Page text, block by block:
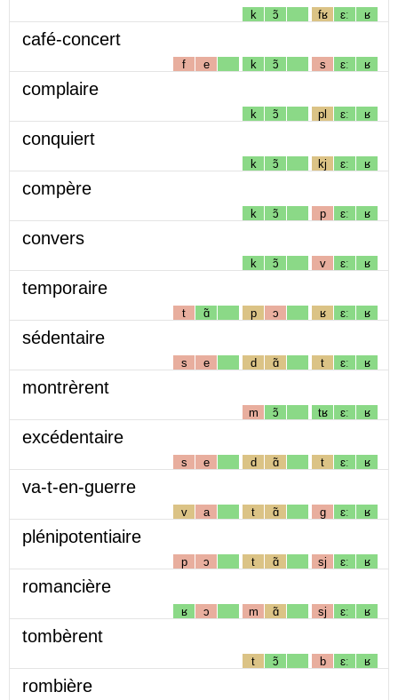
k ɔ̃ fʁ ɛː ʁ
café-concert
f e k ɔ̃ s ɛː ʁ
complaire
k ɔ̃ pl ɛː ʁ
conquiert
k ɔ̃ kj ɛː ʁ
compère
k ɔ̃ p ɛː ʁ
convers
k ɔ̃ v ɛː ʁ
temporaire
t ɑ̃ p ɔ ʁ ɛː ʁ
sédentaire
s e d ɑ̃ t ɛː ʁ
montrèrent
m ɔ̃ tʁ ɛː ʁ
excédentaire
s e d ɑ̃ t ɛː ʁ
va-t-en-guerre
v a t ɑ̃ g ɛː ʁ
plénipotentiaire
p ɔ t ɑ̃ sj ɛː ʁ
romancière
ʁ ɔ m ɑ̃ sj ɛː ʁ
tombèrent
t ɔ̃ b ɛː ʁ
rombière